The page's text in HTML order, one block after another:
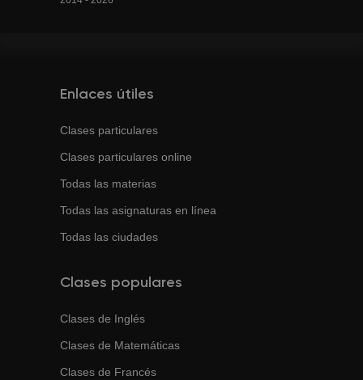
Enlaces útiles
Clases particulares
Clases particulares online
Todas las materias
Todas las asignaturas en línea
Todas las ciudades
Clases populares
Clases de Inglés
Clases de Matemáticas
Clases de Francés